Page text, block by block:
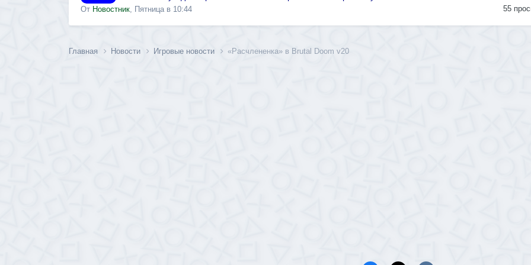
От Новостник, Пятница в 10:44
55
Главная Новости Игровые новости «Расчлененка» в Brutal Doom v20